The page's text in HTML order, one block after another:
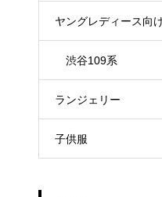
ヤングレディース向
渋谷109系
ランジェリー
子供服